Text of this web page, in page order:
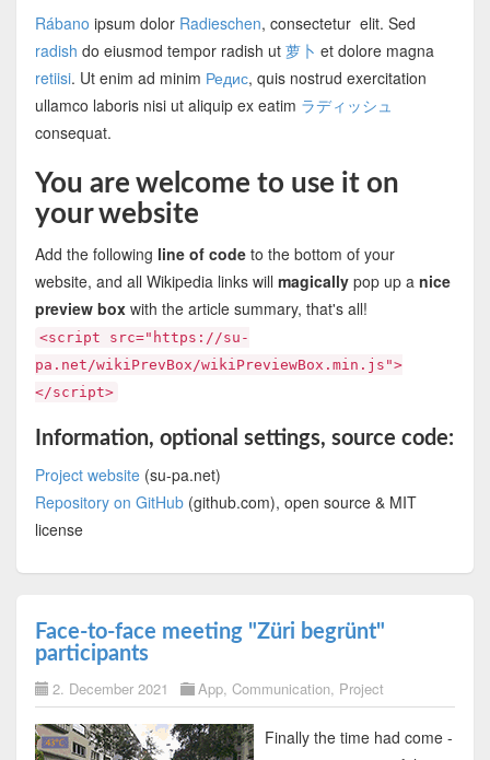
Rábano ipsum dolor Radieschen, consectetur elit. Sed
radish do eiusmod tempor radish ut 萝卜 et dolore magna
retiisi. Ut enim ad minim Редис, quis nostrud exercitation
ullamco laboris nisi ut aliquip ex eatim ラディッシュ
consequat.
You are welcome to use it on
your website
Add the following line of codeto the bottom of your
website, and all Wikipedia links will magicallypop up a nice
preview boxwith the article summary, that's all!
<script src="https://su-
pa.net/wikiPrevBox/wikiPreviewBox.min.js">
</script>
Information, optional settings, source code:
Project website(su-pa.net)
Repository on GitHub(github.com), open source & MIT
license
Face-to-face meeting "Züri begrünt"
participants
2. December 2021 App, Communication, Project
Finally the time had come -